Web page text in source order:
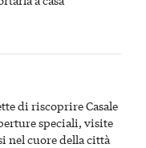
di riscoprire Casale
speciali, visite
nel cuore della città